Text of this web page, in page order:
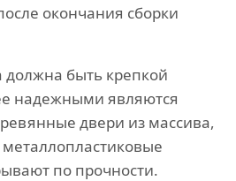
окончания сборки
быть крепкой
надежными являются
двери из массива,
по прочности.